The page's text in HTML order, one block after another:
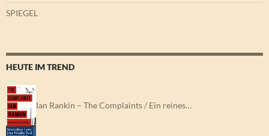
SPIEGEL
HEUTE IM TREND
Ian Rankin – The Complaints / Ein reines…